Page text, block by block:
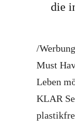
die
/
Must
Leben
KLAR